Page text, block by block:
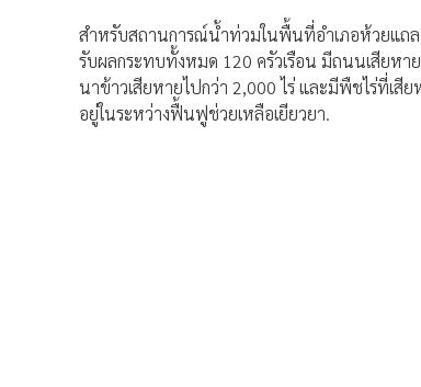
สำหรับสถานการณ์น้ำท่วมในพื้นที่อำเภอห้วยแ
รับผลกระทบทั้งหมด 120 ครัวเรือน มีถนนเสียหา
นาข้าวเสียหายไปกว่า 2,000 ไร่ และมีพืชไร่ที่เ
อยู่ในระหว่างฟื้นฟูช่วยเหลือเยียวยา.